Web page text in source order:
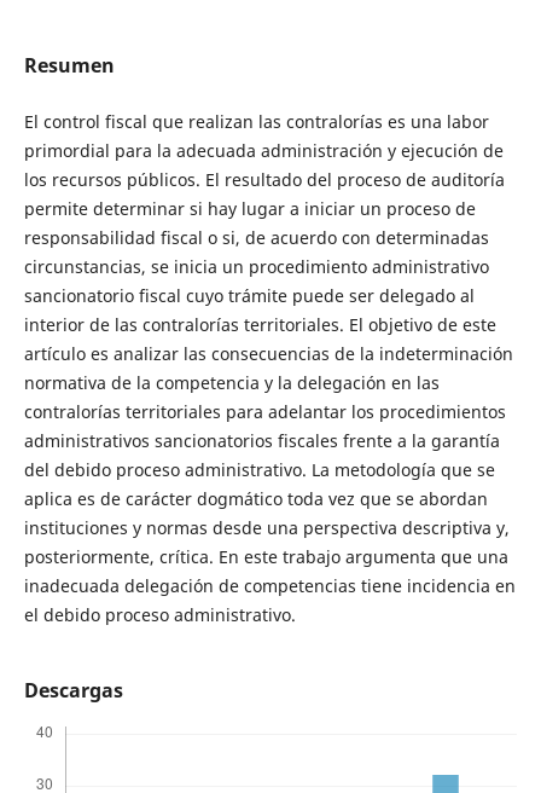
Resumen
El control fiscal que realizan las contralorías es una labor
primordial para la adecuada administración y ejecución de
los recursos públicos. El resultado del proceso de auditoría
permite determinar si hay lugar a iniciar un proceso de
responsabilidad fiscal o si, de acuerdo con determinadas
circunstancias, se inicia un procedimiento administrativo
sancionatorio fiscal cuyo trámite puede ser delegado al
interior de las contralorías territoriales. El objetivo de este
artículo es analizar las consecuencias de la indeterminación
normativa de la competencia y la delegación en las
contralorías territoriales para adelantar los procedimientos
administrativos sancionatorios fiscales frente a la garantía
del debido proceso administrativo. La metodología que se
aplica es de carácter dogmático toda vez que se abordan
instituciones y normas desde una perspectiva descriptiva y,
posteriormente, crítica. En este trabajo argumenta que una
inadecuada delegación de competencias tiene incidencia en
el debido proceso administrativo.
Descargas